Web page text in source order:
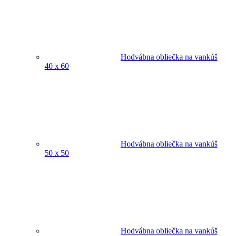
Hodvábna obliečka na vankúš
40 x 60
Hodvábna obliečka na vankúš
50 x 50
Hodvábna obliečka na vankúš